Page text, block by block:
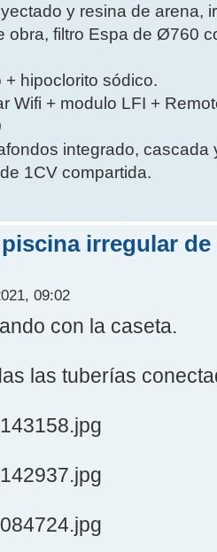
y resina de arena,
obra, filtro Espa de Ø760
+ hipoclorito sódico.
Wifi + modulo LFI +
integrado,
1CV compartida.
irregular
09:02
con la caseta.
las tuberías